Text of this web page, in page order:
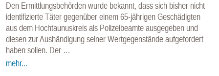
Den Ermittlungsbehörden wurde bekannt, dass sich bisher nicht
identifizierte Täter gegenüber einem 65-jährigen Geschädigten
aus dem Hochtaunuskreis als Polizeibeamte ausgegeben und
diesen zur Aushändigung seiner Wertgegenstände aufgefordert
haben sollen. Der …
mehr...